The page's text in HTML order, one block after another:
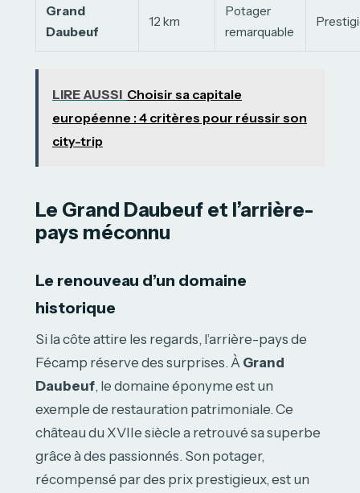
Grand
Daubeuf
12 km
Potager
remarquable
LIRE AUSSI Choisir sa capitale
européenne : 4 critères pour réussir son
city-trip
Le Grand Daubeuf et l’arrière-
pays méconnu
Le renouveau d’un domaine
historique
Si la côte attire les regards, l’arrière-pays de
Fécamp réserve des surprises. À Grand
Daubeuf, le domaine éponyme est un
exemple de restauration patrimoniale. Ce
château du XVIIe siècle a retrouvé sa superbe
grâce à des passionnés. Son potager,
récompensé par des prix prestigieux, est un